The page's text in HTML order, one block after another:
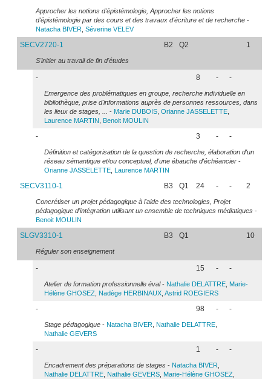
Approcher les notions d'épistémologie, Approcher les notions
d'épistémologie par des cours et des travaux d'écriture et de recherche -
Natacha BIVER Séverine VELEV
SECV2720-1 B2 Q2 1
S'initier au travail de fin d'études
- 8 - -
Emergence des problématiques en groupe, recherche individuelle en
bibliothèque, prise d'informations auprès de personnes ressources, dans
les lieux de stages, ...
- Marie DUBOIS Orianne JASSELETTE
Laurence MARTIN Benoit MOULIN
- 3 - -
Définition et catégorisation de la question de recherche, élaboration d'un
réseau sémantique et/ou conceptuel, d'une ébauche d'échéancier -
Orianne JASSELETTE Laurence MARTIN
SECV3110-1 B3 Q1 24 - - 2
Concrétiser un projet pédagogique à l'aide des technologies, Projet
pédagogique d'intégration utilisant un ensemble de techniques médiatiques -
Benoit MOULIN
SLGV3310-1 B3 Q1 10
Réguler son enseignement
- 15 - -
Atelier de formation professionnelle éval- Nathalie DELATTRE Marie-
Hélène GHOSEZ Nadège HERBINAUX Astrid ROEGIERS
- 98 - -
Stage pédagogique - Natacha BIVER Nathalie DELATTRE
Nathalie GEVERS
- 1 - -
Encadrement des préparations de stages - Natacha BIVER
Nathalie DELATTRE Nathalie GEVERS Marie-Hélène GHOSEZ